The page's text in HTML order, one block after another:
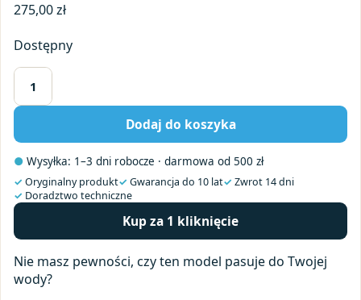
275,00zł
Dostępny
ilość
GREENSAND
Dodaj do koszyka
● Wysyłka: 1–3 dni robocze · darmowa od 500 zł
✓ Oryginalny produkt✓ Gwarancja do 10 lat✓ Zwrot 14 dni
✓ Doradztwo techniczne
Kup za 1 kliknięcie
Nie masz pewności, czy ten model pasuje do Twojej
wody?